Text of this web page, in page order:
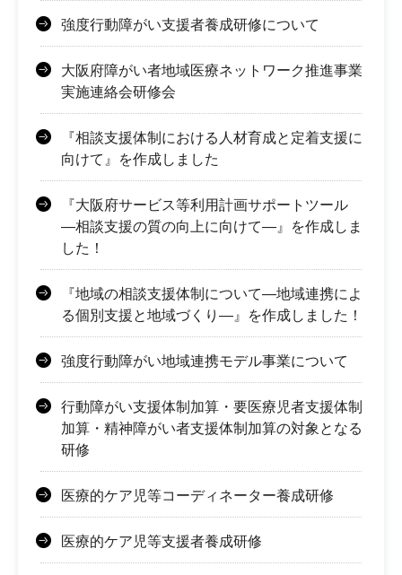
強度行動障がい支援者養成研修について
大阪府障がい者地域医療ネットワーク推進事業
実施連絡会研修会
『相談支援体制における人材育成と定着支援に
向けて』を作成しました
『大阪府サービス等利用計画サポートツール
―相談支援の質の向上に向けて―』を作成しま
した！
『地域の相談支援体制について―地域連携によ
る個別支援と地域づくり―』を作成しました！
強度行動障がい地域連携モデル事業について
行動障がい支援体制加算・要医療児者支援体制
加算・精神障がい者支援体制加算の対象となる
研修
医療的ケア児等コーディネーター養成研修
医療的ケア児等支援者養成研修